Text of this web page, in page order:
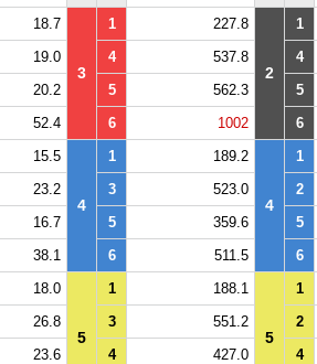
18.7
3
1 227.8
2
1
19.0 4 537.8
4
20.2 5 562.3
5
52.4 6 1002 6
15.5
4
1 189.2
4
1
23.2 3 523.0
2
16.7 5 359.6
5
38.1 6 511.5 6
18.0
5
1 188.1
5
1
26.8 3 551.2
2
23.6 4 427.0
4